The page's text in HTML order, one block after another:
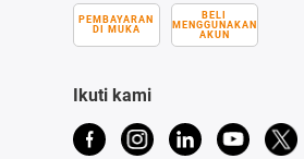
PEMBAYARAN
DI MUKA
BELI
MENGGUNAKAN
AKUN
Ikuti kami